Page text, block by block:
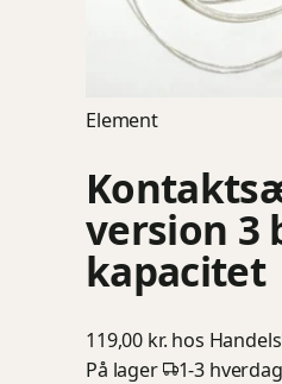
Element
version 3
kapacitet
119,00 kr. hos
På lager
1-3